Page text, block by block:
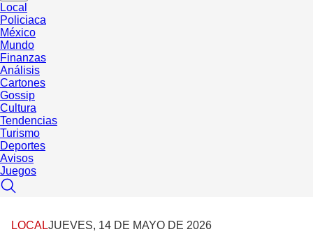
Local
Policiaca
México
Mundo
Finanzas
Análisis
Cartones
Gossip
Cultura
Tendencias
Turismo
Deportes
Avisos
Juegos
LOCALJUEVES, 14 DE MAYO DE 2026